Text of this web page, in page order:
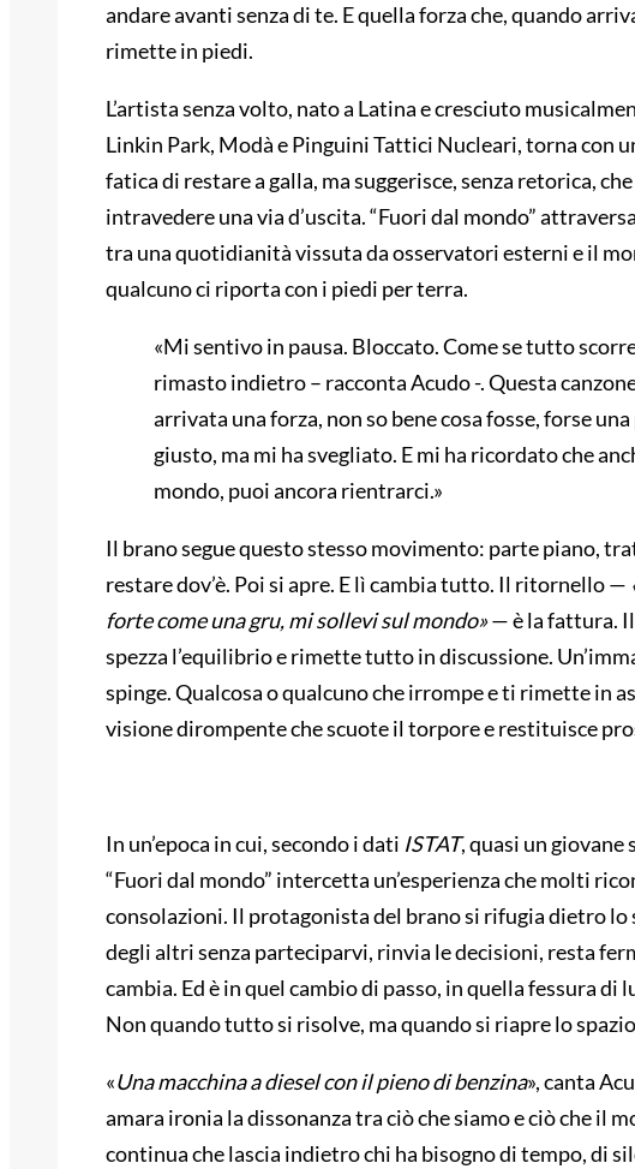
andare avanti senza di te. E quella forza che, quando
rimette in piedi.
L’artista senza volto, nato a Latina e cresciuto
Linkin Park, Modà e Pinguini Tattici Nucleari, torna con
fatica di restare a galla, ma suggerisce, senza retorica,
intravedere una via d’uscita. “Fuori dal mondo”
tra una quotidianità vissuta da osservatori esterni e il
qualcuno ci riporta con i piedi per terra.
«Mi sentivo in pausa. Bloccato. Come se tutto
rimasto indietro – racconta Acudo -. Questa
arrivata una forza, non so bene cosa fosse, forse
giusto, ma mi ha svegliato. E mi ha ricordato che
mondo, puoi ancora rientrarci.»
Il brano segue questo stesso movimento: parte piano,
restare dov’è. Poi si apre. E lì cambia tutto. Il ritornello —
forte come una gru, mi sollevi sul mondo»— è la fattura.
spezza l’equilibrio e rimette tutto in discussione.
spinge. Qualcosa o qualcuno che irrompe e ti rimette in
visione dirompente che scuote il torpore e restituisce
In un’epoca in cui, secondo i dati ISTAT, quasi un giovane
“Fuori dal mondo” intercetta un’esperienza che molti
consolazioni. Il protagonista del brano si rifugia dietro lo
degli altri senza parteciparvi, rinvia le decisioni, resta
cambia. Ed è in quel cambio di passo, in quella fessura di
Non quando tutto si risolve, ma quando si riapre lo
«Una macchina a diesel con il pieno di benzina», canta
amara ironia la dissonanza tra ciò che siamo e ciò che il
continua che lascia indietro chi ha bisogno di tempo, di